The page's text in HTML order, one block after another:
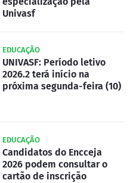
Univasf
EDUCAÇÃO
UNIVASF: Período letivo
2026.2 terá início na
próxima segunda-feira (10)
EDUCAÇÃO
Candidatos do Encceja
2026 podem consultar o
cartão de inscrição